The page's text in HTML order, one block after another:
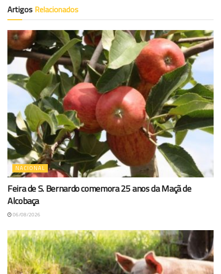
Artigos Relacionados
NACIONAL
Feira de S. Bernardo comemora 25 anos da Maçã de
Alcobaça
06/08/2026